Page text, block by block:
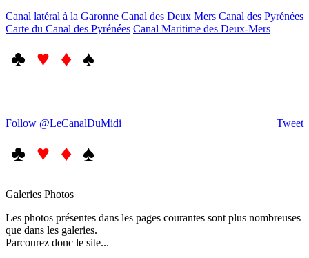
Canal latéral à la Garonne Canal des Deux Mers Canal des Pyrénées
Carte du Canal des Pyrénées Canal Maritime des Deux-Mers
♣ ♥ ♦ ♠
Tweet
Follow @LeCanalDuMidi
♣ ♥ ♦ ♠
Galeries Photos
Les photos présentes dans les pages courantes sont plus nombreuses
que dans les galeries.
Parcourez donc le site...